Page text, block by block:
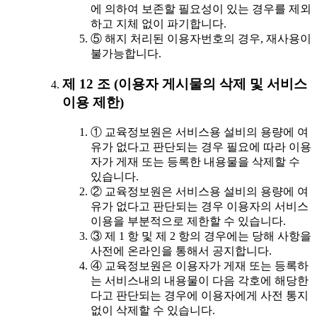
에 의하여 보존할 필요성이 있는 경우를 제외
하고 지체 없이 파기합니다.
⑤ 해지 처리된 이용자번호의 경우, 재사용이
불가능합니다.
제 12 조 (이용자 게시물의 삭제 및 서비스
이용 제한)
① 교육정보원은 서비스용 설비의 용량에 여
유가 없다고 판단되는 경우 필요에 따라 이용
자가 게재 또는 등록한 내용물을 삭제할 수
있습니다.
② 교육정보원은 서비스용 설비의 용량에 여
유가 없다고 판단되는 경우 이용자의 서비스
이용을 부분적으로 제한할 수 있습니다.
③ 제 1 항 및 제 2 항의 경우에는 당해 사항을
사전에 온라인을 통해서 공지합니다.
④ 교육정보원은 이용자가 게재 또는 등록하
는 서비스내의 내용물이 다음 각호에 해당한
다고 판단되는 경우에 이용자에게 사전 통지
없이 삭제할 수 있습니다.